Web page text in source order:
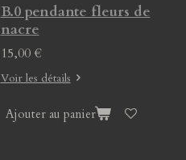
B.0 pendante fleurs de
nacre
15,00 €
Voir les détails
Ajouter au panier